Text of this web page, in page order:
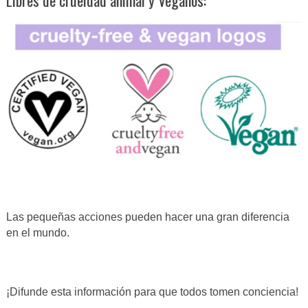
Las pequeñas acciones pueden hacer una gran diferencia
en el mundo.
¡Difunde esta información para que todos tomen conciencia!